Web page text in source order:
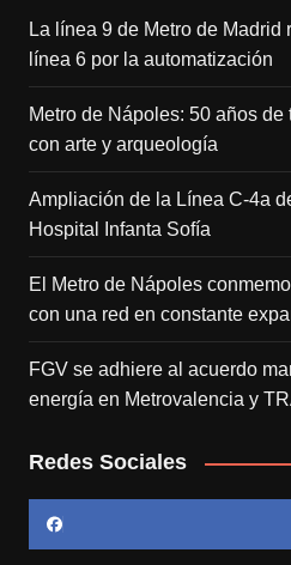
La línea 9 de Metro de Madrid
línea 6 por la automatización
Metro de Nápoles: 50 años
con arte y arqueología
Ampliación de la Línea C-4a
Hospital Infanta Sofía
El Metro de Nápoles
con una red en constante
FGV se adhiere al acuerdo
energía en Metrovalencia y
Redes Sociales